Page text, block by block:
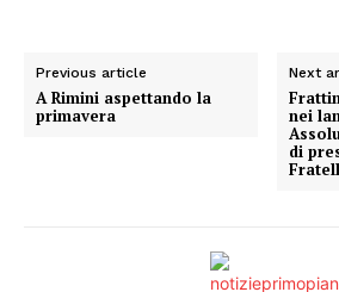
Previous article
A Rimini aspettando la
primavera
Next
nei
di